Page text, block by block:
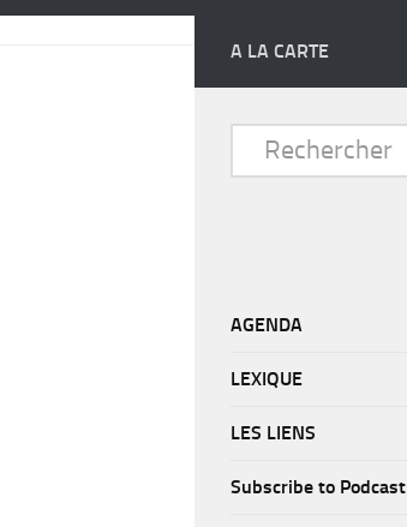
A LA CARTE
AGENDA
LEXIQUE
LES LIENS
Subscribe to Podcast